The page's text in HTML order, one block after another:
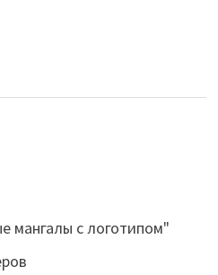
мангалы с логотипом"